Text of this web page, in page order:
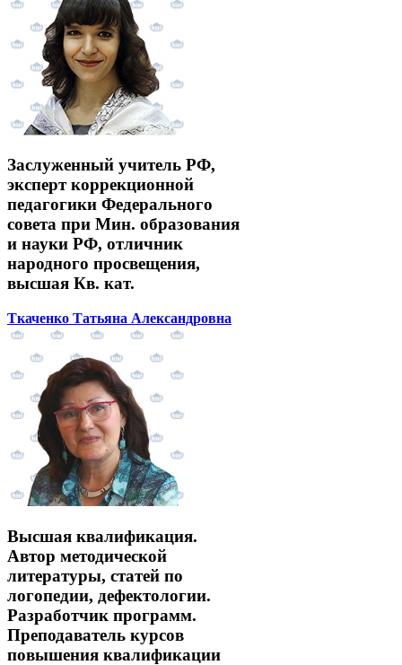
Заслуженный учитель РФ,
эксперт коррекционной
педагогики Федерального
совета при Мин. образования
и науки РФ, отличник
народного просвещения,
высшая Кв. кат.
Ткаченко Татьяна Александровна
Высшая квалификация.
Автор методической
литературы, статей по
логопедии, дефектологии.
Разработчик программ.
Преподаватель курсов
повышения квалификации